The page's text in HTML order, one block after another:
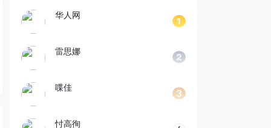
华人网
雷思娜
喋佳
忖高徇